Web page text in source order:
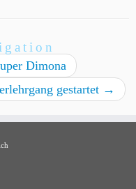
Dimona
gestartet →